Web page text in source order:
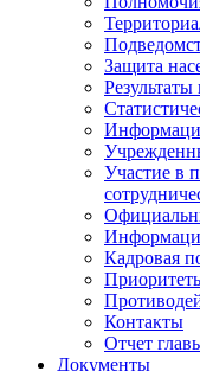
Защита
Участие в
Кадровая
Контакты
Отчет
Документы